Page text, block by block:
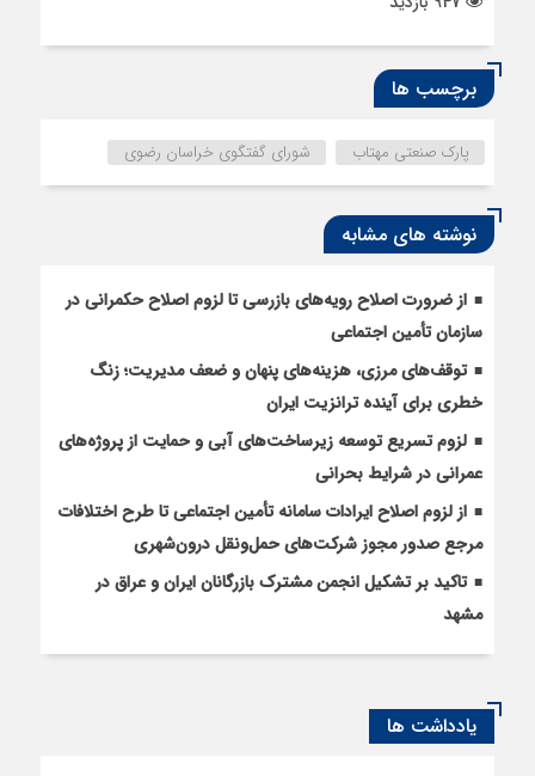
برچسب ها
پارک صنعتی مهتاب شورای گفتگوی خراسان رضوی
نوشته های مشابه
از ضرورت اصلاح رویه‌های بازرسی تا لزوم اصلاح حکمرانی در
سازمان تأمین اجتماعی
توقف‌های مرزی، هزینه‌های پنهان و ضعف مدیریت؛ زنگ
خطری برای آینده ترانزیت ایران
لزوم تسریع توسعه زیرساخت‌های آبی و حمایت از پروژه‌های
عمرانی در شرایط بحرانی
از لزوم اصلاح ایرادات سامانه تأمین اجتماعی تا طرح اختلافات
مرجع صدور مجوز شرکت‌های حمل‌ونقل درون‌شهری
تاکید بر تشکیل انجمن مشترک بازرگانان ایران و عراق در
مشهد
یادداشت ها